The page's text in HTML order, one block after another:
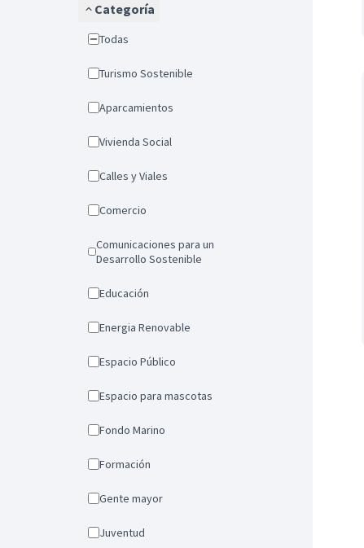
Categoría
Todas
Turismo Sostenible
Aparcamientos
Vivienda Social
Calles y Viales
Comercio
Comunicaciones para un
Desarrollo Sostenible
Educación
Energia Renovable
Espacio Público
Espacio para mascotas
Fondo Marino
Formación
Gente mayor
Juventud